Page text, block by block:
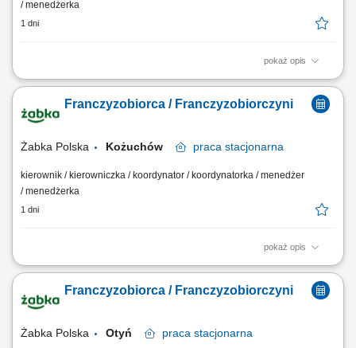
/ menedżerka
1 dni
pokaż opis
Główne zadania: Prowadzenie własnej działalności gospodarczej w
obsługi. Monitorowanie stanów magazynowych i zamówień.
Dostosowywanie asortymentu sklepu do potrzeb lokalnego rynku.
Franczyzobiorca / Franczyzobiorczyni
Żabka Polska Kożuchów praca stacjonarna
kierownik / kierowniczka / koordynator / koordynatorka / menedżer
/ menedżerka
1 dni
pokaż opis
Główne zadania: Prowadzenie własnej działalności gospodarczej w
obsługi. Monitorowanie stanów magazynowych i zamówień.
Dostosowywanie asortymentu sklepu do potrzeb lokalnego rynku.
Franczyzobiorca / Franczyzobiorczyni
Żabka Polska Otyń praca stacjonarna